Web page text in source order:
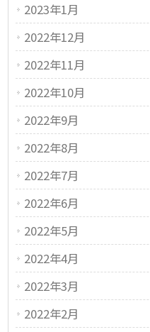
2023年1月
2022年12月
2022年11月
2022年10月
2022年9月
2022年8月
2022年7月
2022年6月
2022年5月
2022年4月
2022年3月
2022年2月